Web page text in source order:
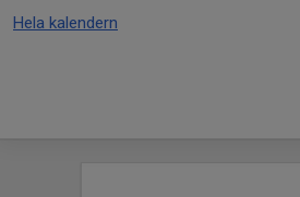
Hela kalendern